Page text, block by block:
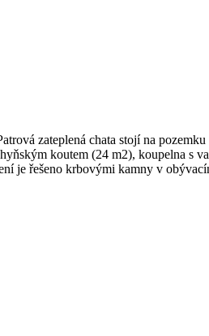
zateplená chata stojí na
koutem (24 m2), koupelna s
je řešeno krbovými kamny v